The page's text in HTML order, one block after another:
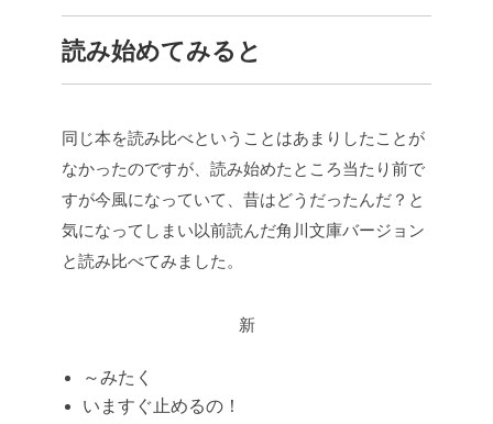
読み始めてみると
同じ本を読み比べということはあまりしたことが
なかったのですが、読み始めたところ当たり前で
すが今風になっていて、昔はどうだったんだ？と
気になってしまい以前読んだ角川文庫バージョン
と読み比べてみました。
新
～みたく
いますぐ止めるの！